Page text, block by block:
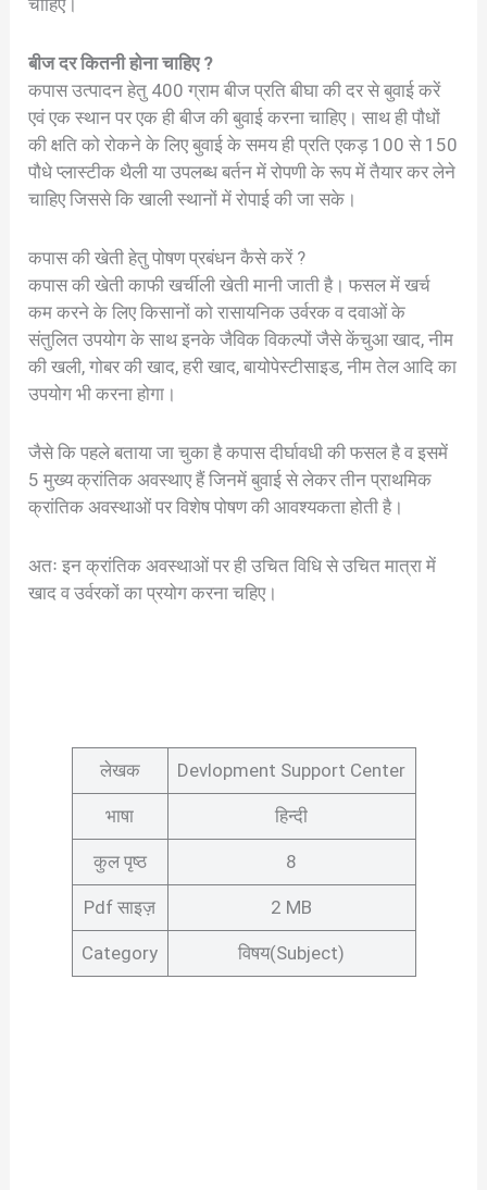
चाहिए।
बीज दर कितनी होना चाहिए ?
कपास उत्पादन हेतु 400 ग्राम बीज प्रति बीघा की दर से बुवाई करें
एवं एक स्थान पर एक ही बीज की बुवाई करना चाहिए। साथ ही पौधों
की क्षति को रोकने के लिए बुवाई के समय ही प्रति एकड़ 100 से 150
पौधे प्लास्टीक थैली या उपलब्ध बर्तन में रोपणी के रूप में तैयार कर लेने
चाहिए जिससे कि खाली स्थानों में रोपाई की जा सके।
कपास की खेती हेतु पोषण प्रबंधन कैसे करें ?
कपास की खेती काफी खर्चीली खेती मानी जाती है। फसल में खर्च
कम करने के लिए किसानों को रासायनिक उर्वरक व दवाओं के
संतुलित उपयोग के साथ इनके जैविक विकल्पों जैसे केंचुआ खाद, नीम
की खली, गोबर की खाद, हरी खाद, बायोपेस्टीसाइड, नीम तेल आदि का
उपयोग भी करना होगा।
जैसे कि पहले बताया जा चुका है कपास दीर्घावधी की फसल है व इसमें
5 मुख्य क्रांतिक अवस्थाए हैं जिनमें बुवाई से लेकर तीन प्राथमिक
क्रांतिक अवस्थाओं पर विशेष पोषण की आवश्यकता होती है।
अतः इन क्रांतिक अवस्थाओं पर ही उचित विधि से उचित मात्रा में
खाद व उर्वरकों का प्रयोग करना चहिए।
लेखक Devlopment Support Center
भाषा हिन्दी
कुल पृष्ठ 8
Pdf साइज़ 2 MB
Category विषय(Subject)